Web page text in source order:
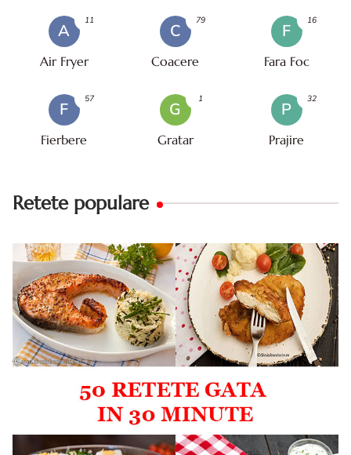
A
Air Fryer
11
C
Coacere
79
F
Fara Foc
16
F
Fierbere
57
G
Gratar
1
P
Prajire
32
Retete populare